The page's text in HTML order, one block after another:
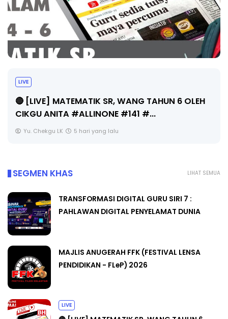
LIVE
🔴 [LIVE] MATEMATIK SR, WANG TAHUN 6 OLEH
CIKGU ANITA #ALLINONE #141 #...
Yu. Chekgu LK 5 hari yang lalu
LIHAT SEMUA
SEGMEN KHAS
TRANSFORMASI DIGITAL GURU SIRI 7 :
PAHLAWAN DIGITAL PENYELAMAT DUNIA
MAJLIS ANUGERAH FFK (FESTIVAL LENSA
PENDIDIKAN - FLeP) 2026
LIVE